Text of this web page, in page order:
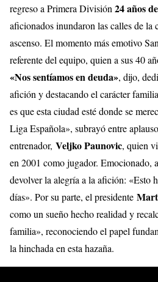
regreso a Primera División 24 años
aficionados inundaron las calles de la
ascenso. El momento más emotivo
referente del equipo, quien a sus 40
«Nos sentíamos en deuda», dijo,
afición y destacando el carácter
es que esta ciudad esté donde se
Liga Española», subrayó entre
entrenador, Veljko Paunovic, quien
en 2001 como jugador. Emocionado,
devolver la alegría a la afición: «Esto
días». Por su parte, el presidente
como un sueño hecho realidad y
familia», reconociendo el papel
la hinchada en esta hazaña.